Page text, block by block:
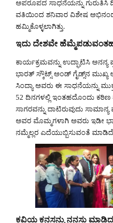
ಅಪರೂಪದ ಸಾಧನೆಯನ್ನು ಗುರುತಿಸಿ
ವತಿಯಿಂದ ಶನಿವಾರ ವಿಶೇಷ
ಹಮ್ಮಿಕೊಳ್ಳಲಾಗಿತ್ತು.
ಇದು ದೇಶವೇ
ಕಾರ್ಯಕ್ರಮವನ್ನು ಉದ್ಘಾಟಿಸಿ ಅನನ್ಯ
ಭಾರತ್ ಸ್ಕೌಟ್ಸ್ ಅಂಡ್ ಗೈಡ್ಸ್‌ನ
ಸಿಂದ್ಯಾ ಅವರು ಈ ಸಾಧನೆಯನ್ನು
52 ದಿನಗಳಲ್ಲಿ ಇಂತಹದೊಂದು
ಸಾಗರವನ್ನು ದಾಟಿರುವುದು ಸಾಮಾನ್ಯ
ಅವರ ಮೊಮ್ಮಗಳಾಗಿ ಅವರು ಇಡೀ
ನಮ್ಮೆಲ್ಲರ ಎದೆಯುಬ್ಬಿಸುವಂತೆ
ಕವಿಯ ಕನಸನ್ನು ನನಸು